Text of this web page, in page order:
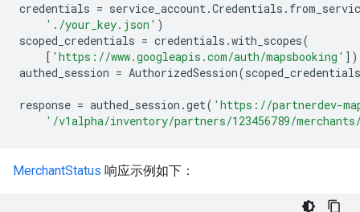
credentials = service_account.Credentials .
'./your_key.json' )
scoped_credentials = credentials .with_scopes(
[ 'https://www.googleapis.com/auth/mapsbooking' ])
authed_session = AuthorizedSession(scoped_credentials
response = authed_session .get( 'https://partnerdev-
'/v1alpha/inventory/partners/123456789/
MerchantStatus 响应示例如下：